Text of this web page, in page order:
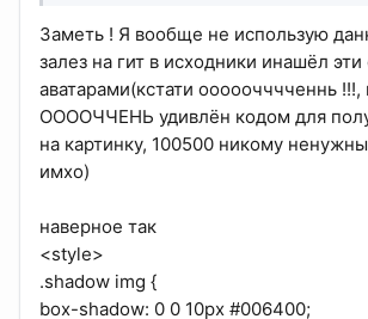
Заметь ! Я вообще не использую
залез на гит в исходники инашёл
аватарами(кстати ооооочччченнь !!!,
ООООЧЧЕНЬ удивлён кодом для
на картинку, 100500 никому
имхо)
наверное так
<style>
.shadow img {
box-shadow: 0 0 10px #006400;